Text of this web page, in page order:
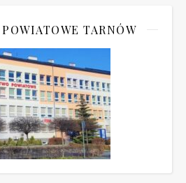
TARNÓW